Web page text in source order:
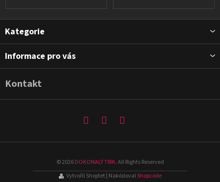
Z
p
Kategorie
Informace pro vás
Kontakt
©2026 DOKONALÝ TRIK. All Rights Reserved
Vytvořil Shoptet| NakódovalShopcode